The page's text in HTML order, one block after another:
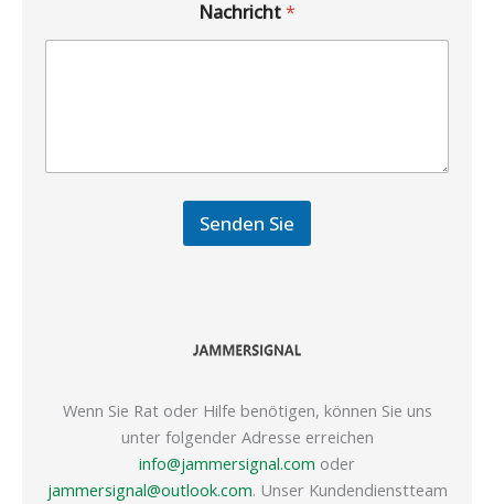
Nachricht*
Senden Sie
Wenn Sie Rat oder Hilfe benötigen, können Sie uns
unter folgender Adresse erreichen
info@jammersignal.com oder
jammersignal@outlook.com. Unser Kundendienstteam